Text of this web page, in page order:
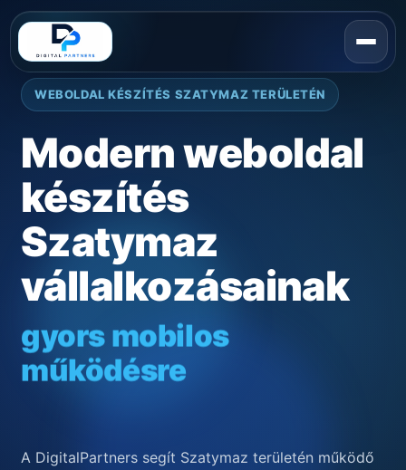
WEBOLDAL KÉSZÍTÉS SZATYMAZ TERÜLETÉN
Modern weboldal
készítés
Szatymaz
vállalkozásainak
gyors mobilos
működésre
A DigitalPartners segít Szatymaz területén működő